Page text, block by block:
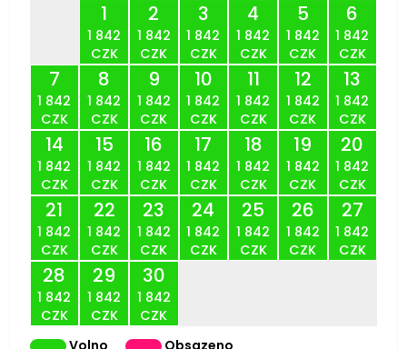
1
1 842
CZK
2
1 842
CZK
3
1 842
CZK
4
1 842
CZK
5
1 842
CZK
6
1 842
CZK
7
1 842
CZK
8
1 842
CZK
9
1 842
CZK
10
1 842
CZK
11
1 842
CZK
12
1 842
CZK
13
1 842
CZK
14
1 842
CZK
15
1 842
CZK
16
1 842
CZK
17
1 842
CZK
18
1 842
CZK
19
1 842
CZK
20
1 842
CZK
21
1 842
CZK
22
1 842
CZK
23
1 842
CZK
24
1 842
CZK
25
1 842
CZK
26
1 842
CZK
27
1 842
CZK
28
1 842
CZK
29
1 842
CZK
30
1 842
CZK